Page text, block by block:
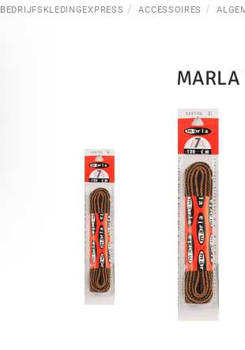
BEDRIJFSKLEDINGEXPRESS ACCESSOIRES
MARLA